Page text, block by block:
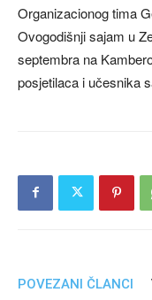
Organizacionog tima
Ovogodišnji sajam u
septembra na
posjetilaca i učesnika
POVEZANI ČLANCI